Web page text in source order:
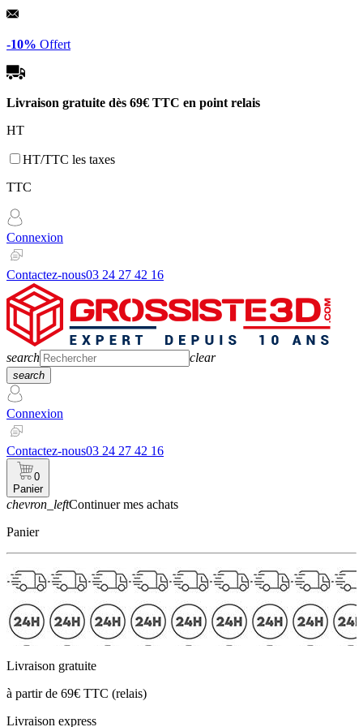
Panneau de gestion des cookies
-10% Offert
Livraison gratuite dès 69€ TTC en point relais
HT
HT/TTC les taxes
TTC
Connexion
Contactez-nous03 24 27 42 16
search clear
search
Connexion
Contactez-nous03 24 27 42 16
0
Panier
chevron_leftContinuer mes achats
Panier
Livraison gratuite
à partir de 69€ TTC (relais)
Livraison express